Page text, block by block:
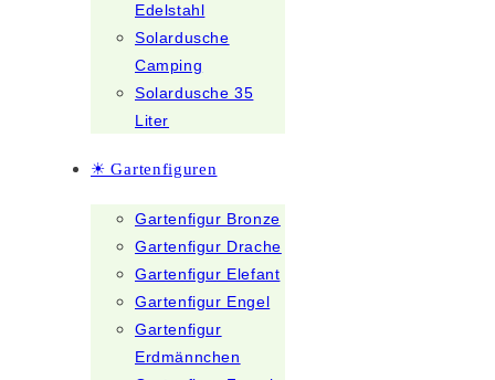
Edelstahl
Solardusche
Camping
Solardusche 35
Liter
☀ Gartenfiguren
Gartenfigur Bronze
Gartenfigur Drache
Gartenfigur Elefant
Gartenfigur Engel
Gartenfigur
Erdmännchen